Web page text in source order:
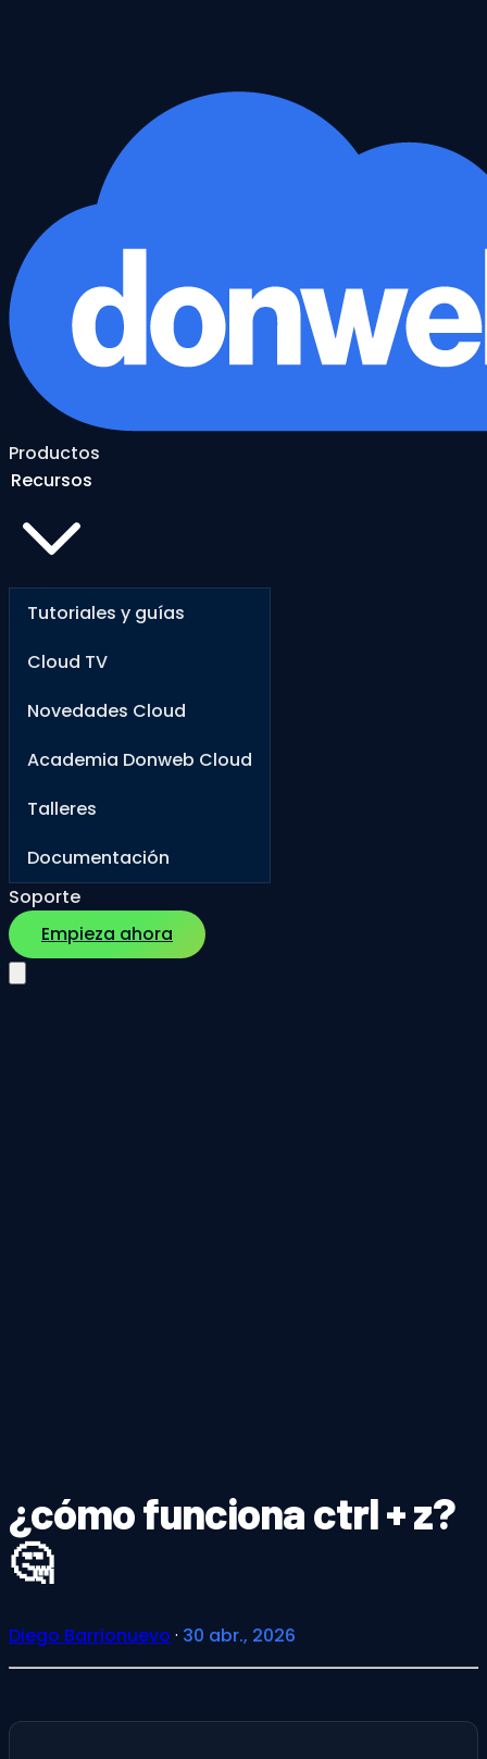
Productos
Recursos
Tutoriales y guías
Cloud TV
Novedades Cloud
Academia Donweb Cloud
Talleres
Documentación
Soporte
Empieza ahora
¿cómo funciona ctrl + z?
🤔
Diego Barrionuevo · 30 abr., 2026